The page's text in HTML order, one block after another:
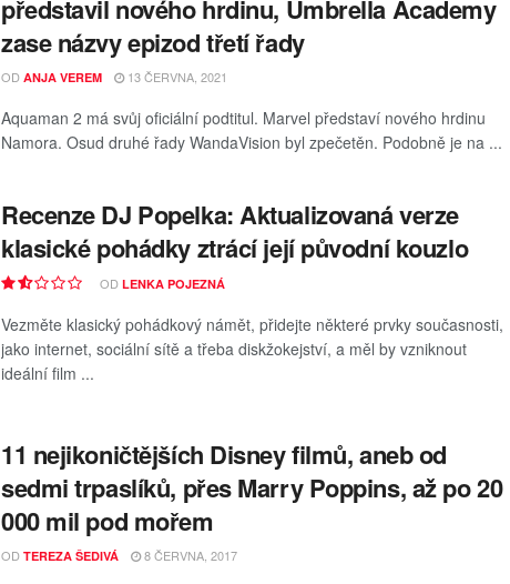
představil nového hrdinu, Umbrella Academy
zase názvy epizod třetí řady
OD ANJA VEREM 13 ČERVNA, 2021
Aquaman 2 má svůj oficiální podtitul. Marvel představí nového hrdinu
Namora. Osud druhé řady WandaVision byl zpečetěn. Podobně je na ...
Recenze DJ Popelka: Aktualizovaná verze
klasické pohádky ztrácí její původní kouzlo
OD LENKA POJEZNÁ
Vezměte klasický pohádkový námět, přidejte některé prvky současnosti,
jako internet, sociální sítě a třeba diskžokejství, a měl by vzniknout
ideální film ...
11 nejikoničtějších Disney filmů, aneb od
sedmi trpaslíků, přes Marry Poppins, až po 20
000 mil pod mořem
OD TEREZA ŠEDIVÁ 8 ČERVNA, 2017